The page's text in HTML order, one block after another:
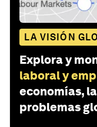
LA VISIÓN
Explora y
laboral y
economías,
problemas